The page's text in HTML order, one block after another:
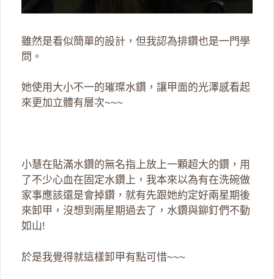
雖然是看似簡單的設計，但我認為排鑽也是一門學
問。
她使用大小不一的璀璨水鑽，讓甲面的光澤感看起
來更加立體有層次~~~
小慧在貼滿水鑽的無名指上放上一顆超大的鑽，用
了不少心血在固定水鑽上，我本來以為有在洗碗做
家事應該還是會掉鑽，就有先跟她約定好兩星期後
來卸甲，沒想到兩星期過去了，水鑽與鉚釘們不動
如山!
於是我覺得就這樣卸甲有點可惜~~~